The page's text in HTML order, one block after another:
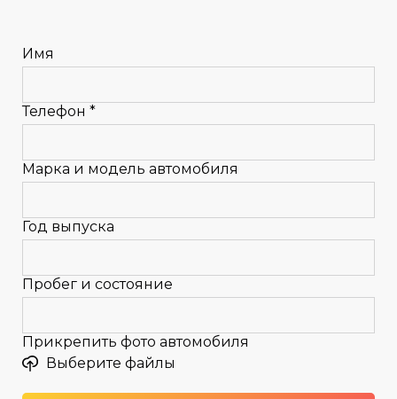
Имя
Телефон *
Марка и модель автомобиля
Год выпуска
Пробег и состояние
Прикрепить фото автомобиля
Выберите файлы